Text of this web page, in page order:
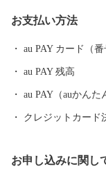
万里市が責任をもっ
することはございません。 寄附者様からいただい
する報告、伊万里市
情報の提供、伊万里
使用させていただき
里市ふるさと納税サ
お支払い方法
au PAY カード（番
au PAY 残高
au PAY（auかん
クレジットカード
お申し込みに関し